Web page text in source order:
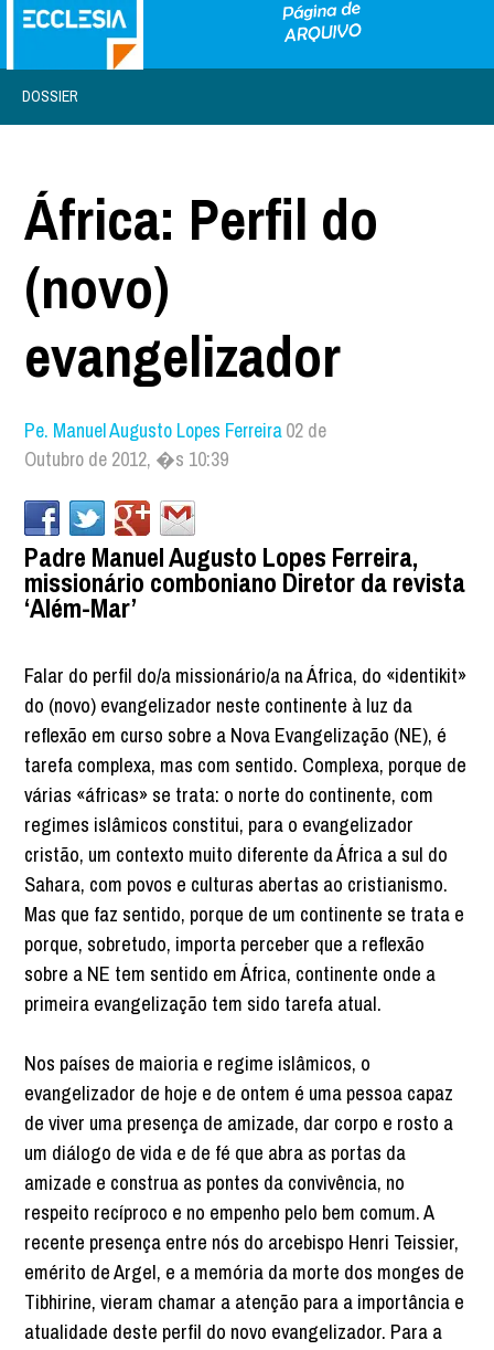
DOSSIER
África: Perfil do
(novo)
evangelizador
Pe. Manuel Augusto Lopes Ferreira02 de
Outubro de 2012, �s 10:39
Padre Manuel Augusto Lopes Ferreira,
missionário comboniano Diretor da revista
‘Além-Mar’
Falar do perfil do/a missionário/a na África, do «identikit»
do (novo) evangelizador neste continente à luz da
reflexão em curso sobre a Nova Evangelização (NE), é
tarefa complexa, mas com sentido. Complexa, porque de
várias «áfricas» se trata: o norte do continente, com
regimes islâmicos constitui, para o evangelizador
cristão, um contexto muito diferente da África a sul do
Sahara, com povos e culturas abertas ao cristianismo.
Mas que faz sentido, porque de um continente se trata e
porque, sobretudo, importa perceber que a reflexão
sobre a NE tem sentido em África, continente onde a
primeira evangelização tem sido tarefa atual.
Nos países de maioria e regime islâmicos, o
evangelizador de hoje e de ontem é uma pessoa capaz
de viver uma presença de amizade, dar corpo e rosto a
um diálogo de vida e de fé que abra as portas da
amizade e construa as pontes da convivência, no
respeito recíproco e no empenho pelo bem comum. A
recente presença entre nós do arcebispo Henri Teissier,
emérito de Argel, e a memória da morte dos monges de
Tibhirine, vieram chamar a atenção para a importância e
atualidade deste perfil do novo evangelizador. Para a